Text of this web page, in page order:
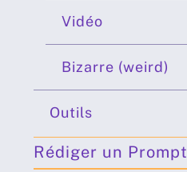
Vidéo
Bizarre (weird)
Outils
Rédiger un Prompt